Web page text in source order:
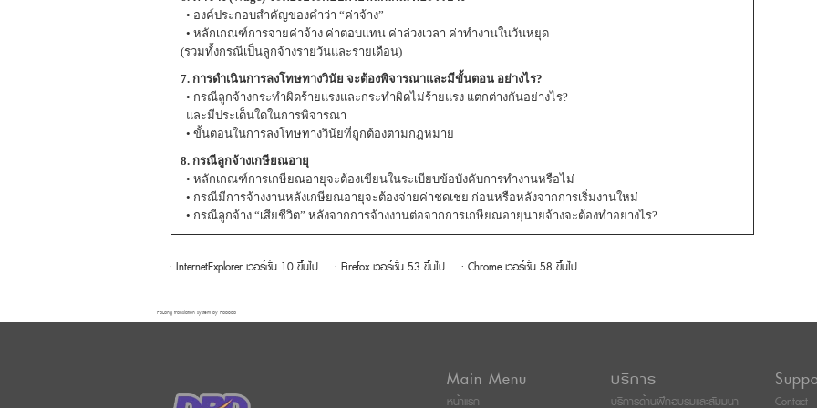
• องค์ประกอบสำคัญของคำว่า “ค่าจ้าง”
• หลักเกณฑ์การจ่ายค่าจ้าง ค่าตอบแทน ค่าล่วงเวลา ค่าทำงานในวันหยุด
(รวมทั้งกรณีเป็นลูกจ้างรายวันและรายเดือน)
7. การดำเนินการลงโทษทางวินัย จะต้องพิจารณาและมีขั้นตอน อย่างไร?
• กรณีลูกจ้างกระทำผิดร้ายแรงและกระทำผิดไม่ร้ายแรง แตกต่างกันอย่างไร?
และมีประเด็นใดในการพิจารณา
• ขั้นตอนในการลงโทษทางวินัยที่ถูกต้องตามกฎหมาย
8. กรณีลูกจ้างเกษียณอายุ
• หลักเกณฑ์การเกษียณอายุจะต้องเขียนในระเบียบข้อบังคับการทำงานหรือไม่
• กรณีมีการจ้างงานหลังเกษียณอายุจะต้องจ่ายค่าชดเชย ก่อนหรือหลังจากการเริ่มงานใหม่
• กรณีลูกจ้าง “เสียชีวิต” หลังจากการจ้างงานต่อจากการเกษียณอายุนายจ้างจะต้องทำอย่างไร?
: InternetExplorer เวอร์ชั่น 10 ขึ้นไป : Firefox เวอร์ชั่น 53 ขึ้นไป : Chrome เวอร์ชั่น 58 ขึ้นไป
FaLang translation system by Faboba
Main Menu
หน้าแรก
บริการ
บริการด้านฝึกอบรมและสัมมนา Contact